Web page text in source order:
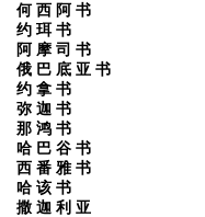
何 西 阿 书
约 珥 书
阿 摩 司 书
俄 巴 底 亚 书
约 拿 书
弥 迦 书
那 鸿 书
哈 巴 谷 书
西 番 雅 书
哈 该 书
撒 迦 利 亚